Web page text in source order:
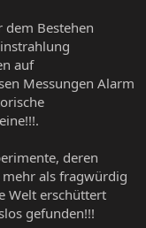
dem Bestehen
auf
Messungen Alarm
deren
als fragwürdig
Welt erschüttert
gefunden!!!